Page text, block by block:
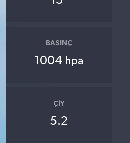
BASINÇ
1004 hpa
ÇIY
5.2